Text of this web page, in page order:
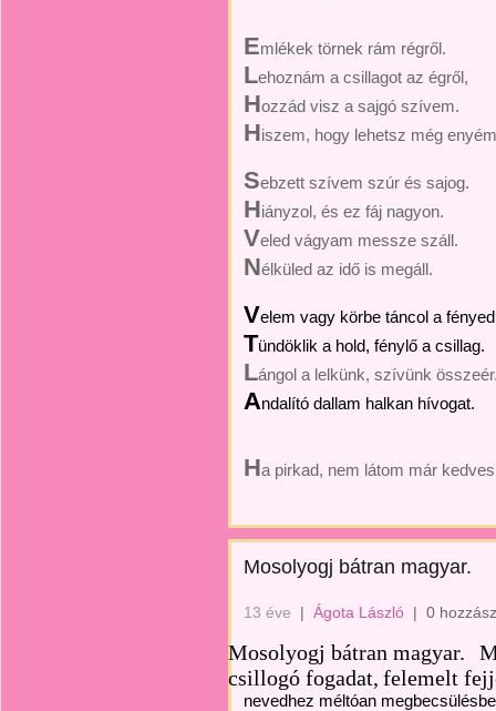
Emlékek törnek rám régről.
Lehoznám a csillagot az égről,
Hozzád visz a sajgó szívem.
Hiszem, hogy lehetsz még
Sebzett szívem szúr és sajog.
Hiányzol, és ez fáj nagyon.
Veled vágyam messze száll.
Nélküled az idő is megáll.
Velem vagy körbe táncol a
Tündöklik a hold, fénylő a csillag.
Lángol a lelkünk, szívünk
Andalító dallam halkan hívogat.
Ha pirkad, nem látom már
Mosolyogj bátran magyar.
13 éve | Ágota László | 0
Mosolyogj bátran magyar.
csillogó fogadat, felemelt
nevedhez méltóan